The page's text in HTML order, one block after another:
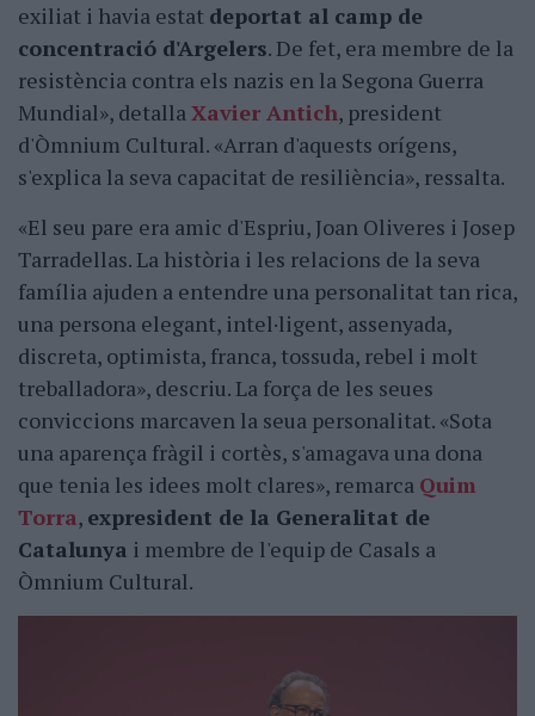
exiliat i havia estat deportat al camp de
concentració d'Argelers. De fet, era membre de la
resistència contra els nazis en la Segona Guerra
Mundial», detallaXavier Antich, president
d'Òmnium Cultural. «Arran d'aquests orígens,
s'explica la seva capacitat de resiliència», ressalta.
«El seu pare era amic d'Espriu, Joan Oliveres i Josep
Tarradellas. La història i les relacions de la seva
família ajuden a entendre una personalitat tan rica,
una persona elegant, intel·ligent, assenyada,
discreta, optimista, franca, tossuda, rebel i molt
treballadora», descriu. La força de les seues
conviccions marcaven la seua personalitat. «Sota
una aparença fràgil i cortès, s'amagava una dona
que tenia les idees molt clares», remarca Quim
Torra, expresident de la Generalitat de
Catalunya i membre de l'equip de Casals a
Òmnium Cultural.